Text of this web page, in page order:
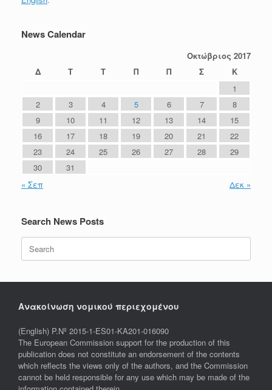
News Calendar
Οκτώβριος 2017
Δ
Τ Τ Π Π Σ
Κ
1
2
3 4 5 6 7
8
9
10 11 12 13 14
15
16
17 18 19 20 21
22
23
24 25 26 27 28
29
30
31
« Σεπ
Δεκ »
Search News Posts
Search
for:
Ανακοίνωση νομικού περιεχομένου
(English) P.Nº 2015-1-ES01-KA201-016090
The European Commission support for the production of this
publication does not constitute an endorsement of the contents
which reflects the views only of the authors, and the Commission
cannot be held responsible for any use which may be made of the